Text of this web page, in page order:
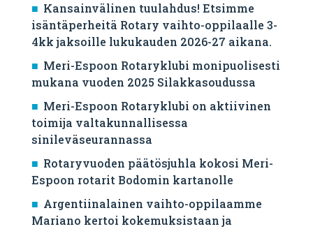
Kansainvälinen tuulahdus! Etsimme
isäntäperheitä Rotary vaihto-oppilaalle 3-
4kk jaksoille lukukauden 2026-27 aikana.
Meri-Espoon Rotaryklubi monipuolisesti
mukana vuoden 2025 Silakkasoudussa
Meri-Espoon Rotaryklubi on aktiivinen
toimija valtakunnallisessa
sinileväseurannassa
Rotaryvuoden päätösjuhla kokosi Meri-
Espoon rotarit Bodomin kartanolle
Argentiinalainen vaihto-oppilaamme
Mariano kertoi kokemuksistaan ja